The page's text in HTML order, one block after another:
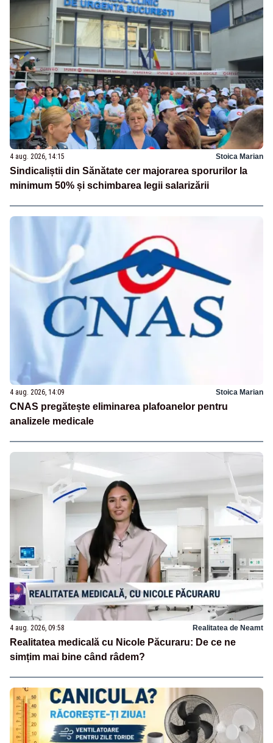
4 aug. 2026, 14:15 Stoica Marian
Sindicaliștii din Sănătate cer majorarea sporurilor la
minimum 50% și schimbarea legii salarizării
4 aug. 2026, 14:09 Stoica Marian
CNAS pregătește eliminarea plafoanelor pentru
analizele medicale
4 aug. 2026, 09:58 Realitatea de Neamt
Realitatea medicală cu Nicole Păcuraru: De ce ne
simțim mai bine când râdem?